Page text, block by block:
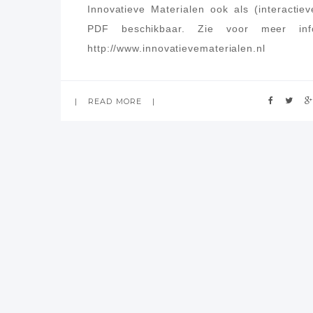
Innovatieve Materialen ook als
PDF beschikbaar. Zie voor meer
http://www.innovatievematerialen.nl
READ MORE